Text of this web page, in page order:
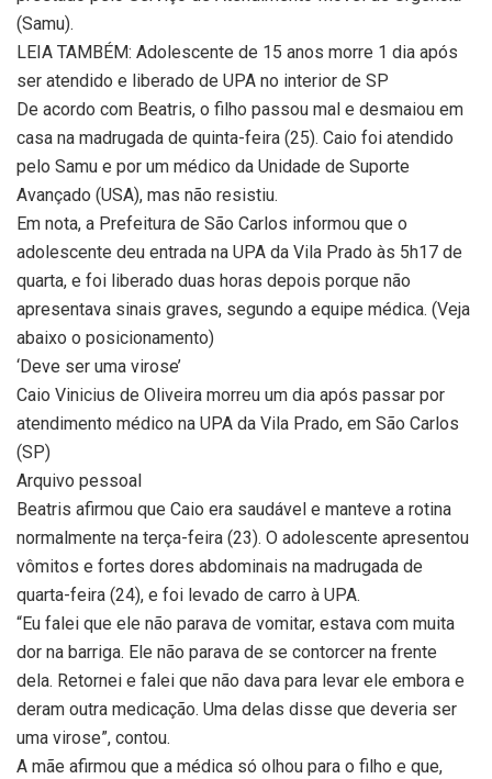
(Samu).
LEIA TAMBÉM: Adolescente de 15 anos morre 1 dia após
ser atendido e liberado de UPA no interior de SP
De acordo com Beatris, o filho passou mal e desmaiou em
casa na madrugada de quinta-feira (25). Caio foi atendido
pelo Samu e por um médico da Unidade de Suporte
Avançado (USA), mas não resistiu.
Em nota, a Prefeitura de São Carlos informou que o
adolescente deu entrada na UPA da Vila Prado às 5h17 de
quarta, e foi liberado duas horas depois porque não
apresentava sinais graves, segundo a equipe médica. (Veja
abaixo o posicionamento)
‘Deve ser uma virose’
Caio Vinicius de Oliveira morreu um dia após passar por
atendimento médico na UPA da Vila Prado, em São Carlos
(SP)
Arquivo pessoal
Beatris afirmou que Caio era saudável e manteve a rotina
normalmente na terça-feira (23). O adolescente apresentou
vômitos e fortes dores abdominais na madrugada de
quarta-feira (24), e foi levado de carro à UPA.
“Eu falei que ele não parava de vomitar, estava com muita
dor na barriga. Ele não parava de se contorcer na frente
dela. Retornei e falei que não dava para levar ele embora e
deram outra medicação. Uma delas disse que deveria ser
uma virose”, contou.
A mãe afirmou que a médica só olhou para o filho e que,